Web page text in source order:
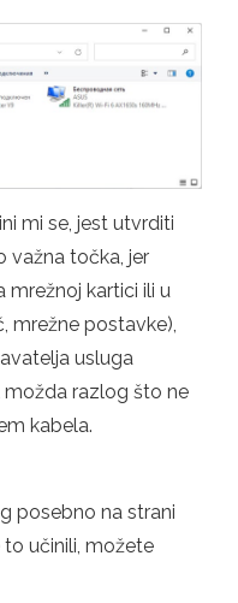
mi se, jest utvrditi
važna točka, jer
kartici ili u
mrežne postavke),
usluga
možda razlog što ne
kabela.
posebno na strani
to učinili, možete